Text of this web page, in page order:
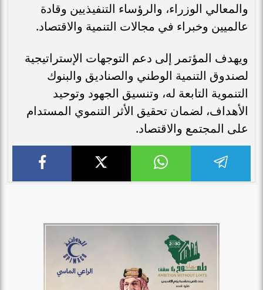
والمعالي الوزراء، والرؤساء التنفيذيين وقادة
عالميين وخبراء في مجالات التنمية والاقتصاد.
ويهدف المؤتمر إلى دعم التوجهات الإستراتيجية
لصندوق التنمية الوطني والصناديق والبنوك
التنموية التابعة له، وتنسيق الجهود وتوحيد
الأهداف، لضمان تحقيق الأثر التنموي المستدام
على المجتمع والاقتصاد.